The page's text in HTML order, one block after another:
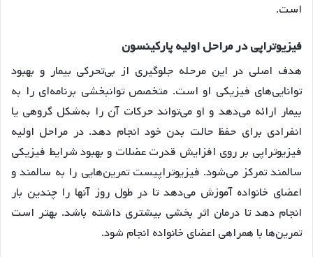
است.
فیزیوتراپی در مراحل اولیه پارکینسون
هدف اصلی در این مرحله جلوگیری از بی‌تحرکی بیمار و بهبود
توانایی‌های فیزیکی او است. متخصص توانبخشی برنامه‌ای را به
بیمار ارائه می‌دهد و او می‌تواند حرکات آن را به‌شکل گروهی یا
انفرادی برای حفظ حالت بدن خود انجام دهد. در مراحل اولیه
فیزیوتراپی بر روی افزایش قدرت عضلات و بهبود شرایط فیزیکی
سالمند تمرکز می‌شود. فیزیوتراپیست تمرین‌هایی را به سالمند و
اعضای خانواده آموزش می‌دهد تا در طول روز آنها را چندین بار
انجام دهد تا درمان اثر بخشی بیشتری داشته باشد. بهتر است
تمرین‌ها با همراهی اعضای خانواده انجام شود.